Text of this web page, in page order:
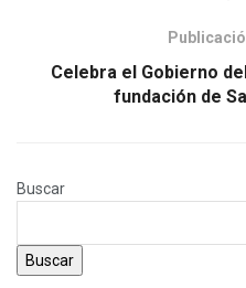
Celebra el Gobierno
fundación de
Buscar
Buscar